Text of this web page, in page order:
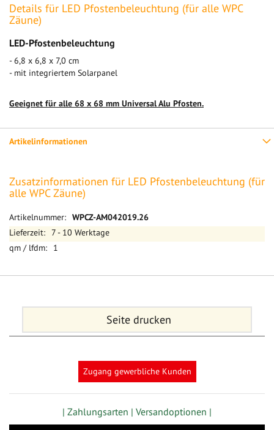
Details für LED Pfostenbeleuchtung (für alle WPC
Zäune)
LED-Pfostenbeleuchtung
- 6,8 x 6,8 x 7,0 cm
- mit integriertem Solarpanel
Geeignet für alle 68 x 68 mm Universal Alu Pfosten.
Artikelinformationen
Zusatzinformationen für LED Pfostenbeleuchtung (für
alle WPC Zäune)
Mehr
Informationen
WPCZ-AM042019.26
7 - 10 Werktage
1
Seite drucken
Zugang gewerbliche Kunden
| Zahlungsarten | Versandoptionen |